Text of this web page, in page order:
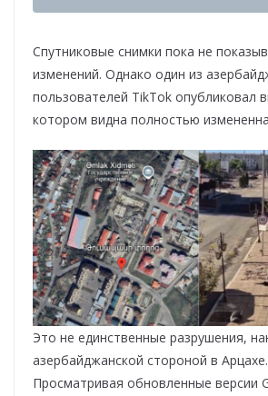
Спутниковые снимки пока не
изменений. Однако один из
пользователей TikTok опубликовал
котором видна полностью
Это не единственные разрушения,
азербайджанской стороной в Арцахе.
Просматривая обновленные версии